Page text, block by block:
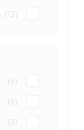
(13)
(5)
(5)
(3)